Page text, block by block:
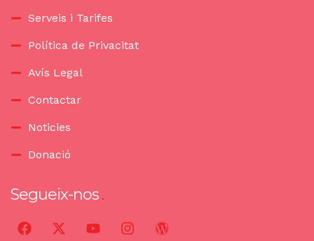
Serveis i Tarifes
Política de Privacitat
Avís Legal
Contactar
Noticies
Donació
Segueix-nos